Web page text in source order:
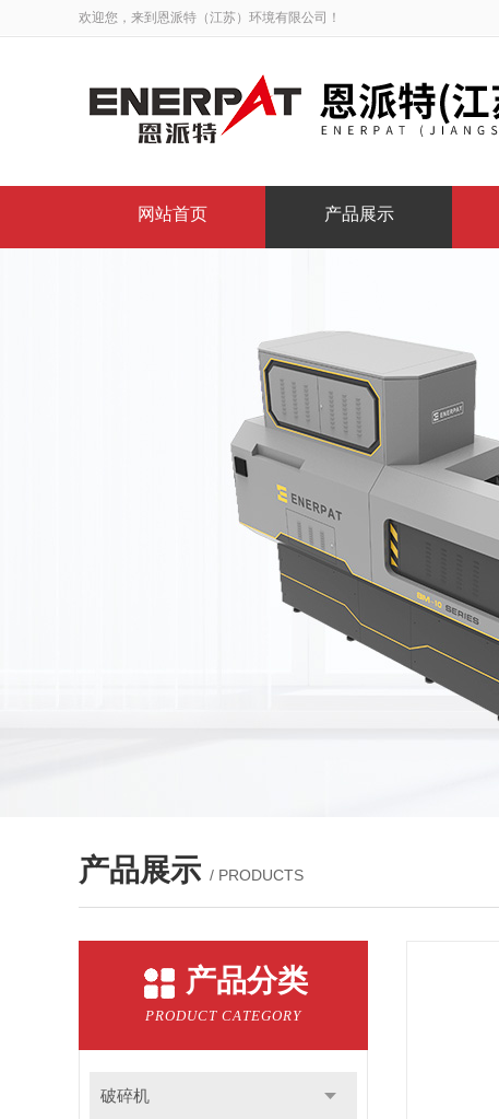
欢迎您，来到恩派特（江苏）环境有限公司！
网站首页 产品展示
产品展示 / PRODUCTS
产品分类
PRODUCT CATEGORY
破碎机